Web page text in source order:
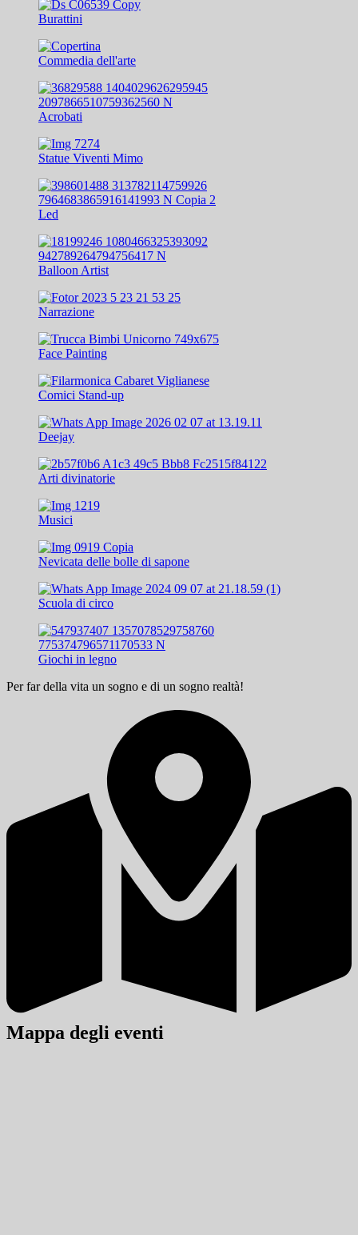
Burattini
Commedia dell'arte
Acrobati
Statue Viventi Mimo
Led
Balloon Artist
Narrazione
Face Painting
Comici Stand-up
Deejay
Arti divinatorie
Musici
Nevicata delle bolle di sapone
Scuola di circo
Giochi in legno
Per far della vita un sogno e di un sogno realtà!
Mappa degli eventi